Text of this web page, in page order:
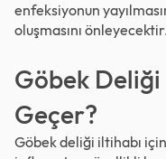
enfeksiyonun
oluşmasını
Göbek Deliği
Geçer?
Göbek deliği iltihabı